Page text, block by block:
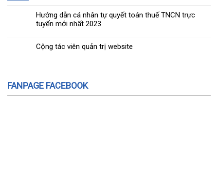
Hướng dẫn cá nhân tự quyết toán thuế TNCN trực
tuyến mới nhất 2023
Cộng tác viên quản trị website
FANPAGE FACEBOOK